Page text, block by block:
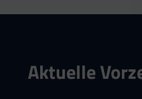
Aktuelle